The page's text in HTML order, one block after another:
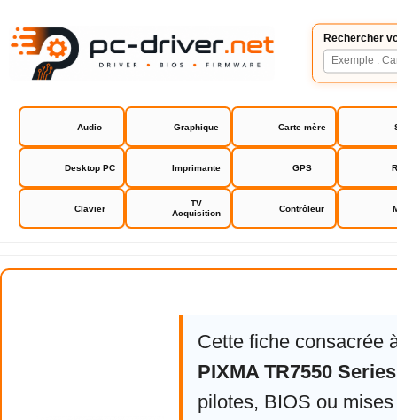
Rechercher
Audio Graphique Carte mère
Desktop PC Imprimante GPS
Clavier
TV
Acquisition
Contrôleur
Canon PIXMA TR7550 Series
Cette fiche consacrée
PIXMA TR7550 Series
pilotes, BIOS ou